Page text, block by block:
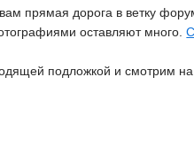
прямая дорога в ветку
оставляют много.
подложкой и смотрим на